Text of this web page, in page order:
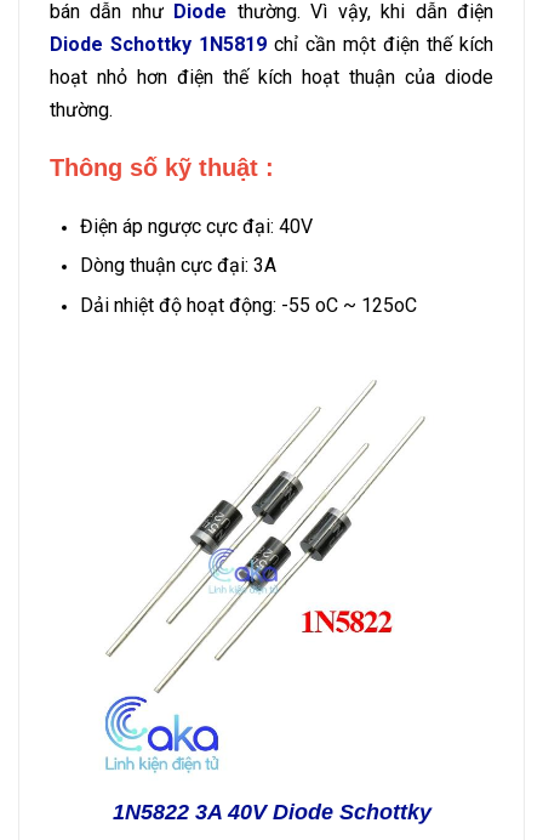
bán dẫn như Diode thường. Vì vậy, khi dẫn điện
Diode Schottky 1N5819 chỉ cần một điện thế kích
hoạt nhỏ hơn điện thế kích hoạt thuận của diode
thường.
Thông số kỹ thuật :
Điện áp ngược cực đại: 40V
Dòng thuận cực đại: 3A
Dải nhiệt độ hoạt động: -55 oC ~ 125oC
1N5822 3A 40V Diode Schottky